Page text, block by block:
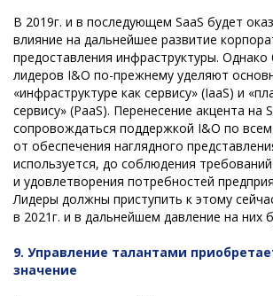
В 2019г. и в последующем SaaS будет
влияние на дальнейшее развитие
предоставления инфраструктуры.
лидеров I&O по-прежнему уделяют
«инфраструктуре как сервису» (IaaS) и
сервису» (PaaS). Перенесение акцента на
сопровождаться поддержкой I&O по
от обеспечения наглядного
используется, до соблюдения
и удовлетворения потребностей
Лидеры должны приступить к этому
в 2021г. и в дальнейшем давление на них
9. Управление талантами
значение